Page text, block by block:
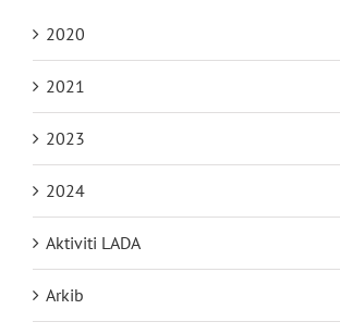
2020
2021
2023
2024
Aktiviti LADA
Arkib